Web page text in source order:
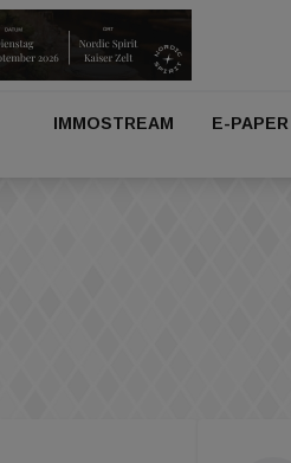
IMMOSTREAM E-PAPER